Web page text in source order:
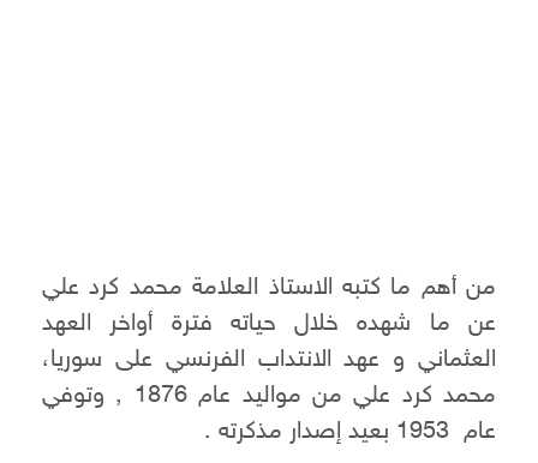
من أهم ما كتبه الاستاذ العلامة محمد كرد علي
عن ما شهده خلال حياته فترة أواخر العهد
العثماني و عهد الانتداب الفرنسي على سوريا،
محمد كرد علي من مواليد عام 1876 , وتوفي
عام 1953 بعيد إصدار مذكرته .